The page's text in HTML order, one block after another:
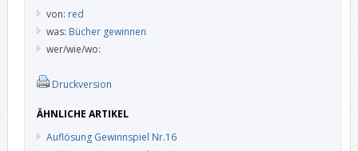
von: red
was: Bücher gewinnen
wer/wie/wo:
Druckversion
ÄHNLICHE ARTIKEL
Auflösung Gewinnspiel Nr.16